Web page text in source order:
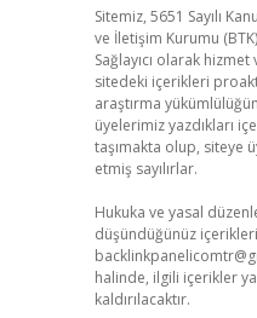
Sitemiz, 5651 Sayılı
ve İletişim Kurumu
Sağlayıcı olarak
sitedeki içerikleri
araştırma
üyelerimiz yazdıkları
taşımakta olup, siteye
etmiş sayılırlar.
Hukuka ve yasal
düşündüğünüz
halinde, ilgili içerikler
kaldırılacaktır.